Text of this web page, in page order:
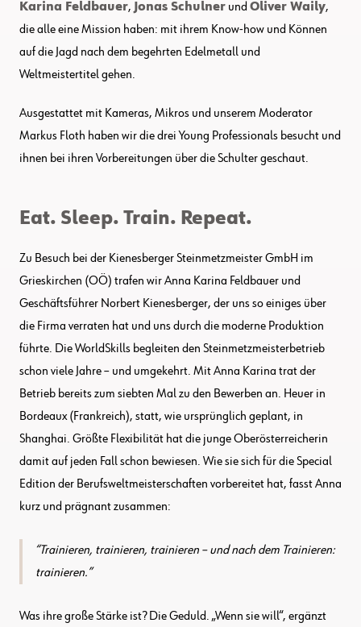
Karina Feldbauer, Jonas Schulner undOliver Waily,
die alle eine Mission haben: mit ihrem Know-how und Können
auf die Jagd nach dem begehrten Edelmetall und
Weltmeistertitel gehen.
Ausgestattet mit Kameras, Mikros und unserem Moderator
Markus Floth haben wir die drei Young Professionals besucht und
ihnen bei ihren Vorbereitungen über die Schulter geschaut.
Eat. Sleep. Train. Repeat.
Zu Besuch bei der Kienesberger Steinmetzmeister GmbH im
Grieskirchen (OÖ) trafen wir Anna Karina Feldbauer und
Geschäftsführer Norbert Kienesberger, der uns so einiges über
die Firma verraten hat und uns durch die moderne Produktion
führte. Die WorldSkills begleiten den Steinmetzmeisterbetrieb
schon viele Jahre – und umgekehrt. Mit Anna Karina trat der
Betrieb bereits zum siebten Mal zu den Bewerben an. Heuer in
Bordeaux (Frankreich), statt, wie ursprünglich geplant, in
Shanghai. Größte Flexibilität hat die junge Oberösterreicherin
damit auf jeden Fall schon bewiesen. Wie sie sich für die Special
Edition der Berufsweltmeisterschaften vorbereitet hat, fasst Anna
kurz und prägnant zusammen:
Trainieren, trainieren, trainieren – und nach dem Trainieren:
trainieren.
Was ihre große Stärke ist? Die Geduld. „Wenn sie will“, ergänzt